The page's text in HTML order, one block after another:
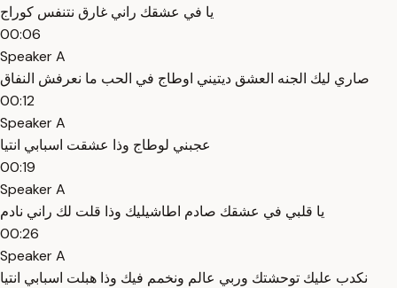
يا في عشقك راني غارق نتنفس كوراج
00:06
Speaker A
صاري ليك الجنه العشق ديتيني اوطاج في الحب ما نعرفش النفاق
00:12
Speaker A
عجبني لوطاج وذا عشقت اسبابي انتيا
00:19
Speaker A
يا قلبي في عشقك صادم اطاشيليك وذا قلت لك راني نادم
00:26
Speaker A
نكدب عليك توحشتك وربي عالم ونخمم فيك وذا هبلت اسبابي انتيا